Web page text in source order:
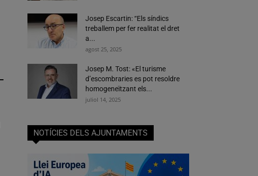
Josep Escartin: “Els síndics
treballem per fer realitat el dret
a...
agost 25, 2025
Josep M. Tost: «El turisme
d’escombraries es pot resoldre
homogeneïtzant els...
juliol 14, 2025
NOTÍCIES DELS AJUNTAMENTS